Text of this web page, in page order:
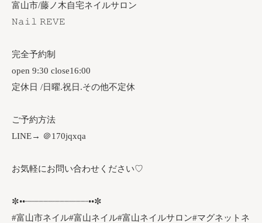
富山市/藤ノ木自宅ネイルサロン
𝙽𝚊𝚒𝚕 𝚁𝙴𝚅𝙴
完全予約制
open 9:30 close16:00
定休日 /日曜.祝日.その他不定休
ご予約方法
LINE→ ＠170jqxqa
お気軽にお問い合わせください♡
✼••┈┈┈┈┈┈┈┈┈┈┈┈••✼
#富山市ネイル#富山ネイル#富山ネイルサロン#マグネットネ